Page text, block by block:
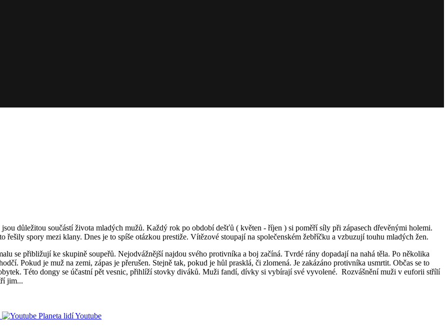
jsou důležitou součástí života mladých mužů. Každý rok po období dešťů ( květen - říjen ) si poměří síly při zápasech dřevěnými holemi.
spory mezi klany. Dnes je to spíše otázkou prestiže. Vítězové stoupají na společenském žebříčku a vzbuzují touhu mladých žen.
se přibližují ke skupině soupeřů. Nejodvážnější najdou svého protivníka a boj začíná. Tvrdé rány dopadají na nahá těla. Po několika
Pokud je muž na zemi, zápas je přerušen. Stejně tak, pokud je hůl prasklá, či zlomená. Je zakázáno protivníka usmrtit. Občas se to
Této dongy se účastní pět vesnic, přihlíží stovky diváků. Muži fandí, dívky si vybírají své vyvolené. Rozvášnění muži v euforii střílí
jim...
Youtube